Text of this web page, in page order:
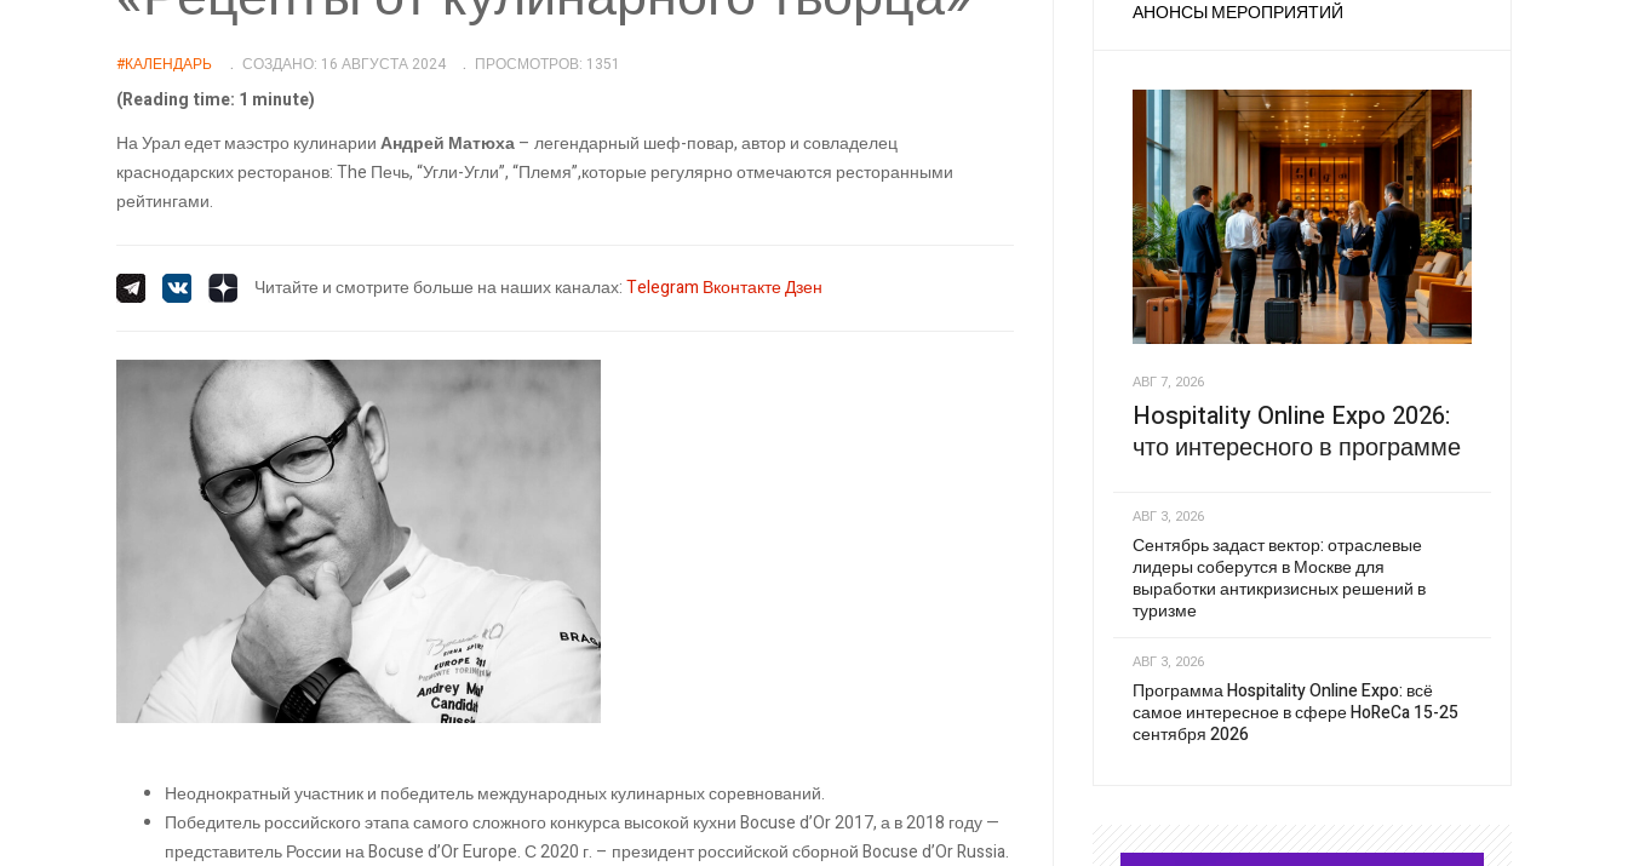
#КАЛЕНДАРЬ СОЗДАНО: 16 АВГУСТА 2024 ПРОСМОТРОВ: 1351
(Reading time: 1 minute)
На Урал едет маэстро кулинарииАндрей Матюха– легендарный шеф-повар, автор и совладелец
краснодарских ресторанов: The Печь, “Угли-Угли”, “Племя”,которые регулярно отмечаются ресторанными
рейтингами.
Читайте и смотрите больше на наших каналах:Telegram ВконтактеДзен
Неоднократный участник и победитель международных кулинарных соревнований.
Победитель российского этапа самого сложного конкурса высокой кухни Bocuse d’Or 2017, а в 2018 году —
представитель России на Bocuse d’Or Europe. С 2020 г. – президент российской сборной Bocuse d’Or Russia.
АНОНСЫ МЕРОПРИЯТИЙ
АВГ 7, 2026
Hospitality Online Expo 2026:
что интересного в программе
АВГ 3, 2026
Сентябрь задаст вектор: отраслевые
лидеры соберутся в Москве для
выработки антикризисных решений в
туризме
АВГ 3, 2026
Программа Hospitality Online Expo: всё
самое интересное в сфере HoReCa 15-25
сентября 2026